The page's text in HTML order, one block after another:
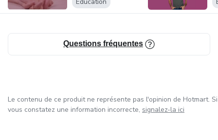
Éducation
Questions fréquentes
Le contenu de ce produit ne représente pas l'opinion de Hotmart. Si
vous constatez une information incorrecte, signalez-la ici